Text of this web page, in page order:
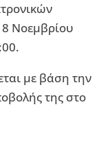
8 Νοεμβρίου
με βάση την
της στο